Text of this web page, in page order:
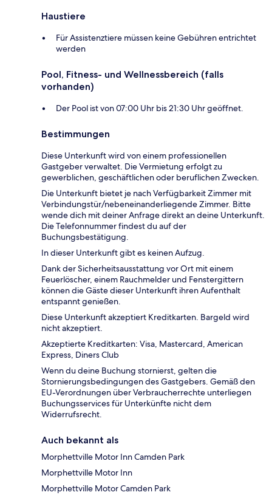
Haustiere
Für Assistenztiere müssen keine Gebühren entrichtet
werden
Pool, Fitness- und Wellnessbereich (falls
vorhanden)
Der Pool ist von 07:00 Uhr bis 21:30 Uhr geöffnet.
Bestimmungen
Diese Unterkunft wird von einem professionellen
Gastgeber verwaltet. Die Vermietung erfolgt zu
gewerblichen, geschäftlichen oder beruflichen Zwecken.
Die Unterkunft bietet je nach Verfügbarkeit Zimmer mit
Verbindungstür/nebeneinanderliegende Zimmer. Bitte
wende dich mit deiner Anfrage direkt an deine Unterkunft.
Die Telefonnummer findest du auf der
Buchungsbestätigung.
In dieser Unterkunft gibt es keinen Aufzug.
Dank der Sicherheitsausstattung vor Ort mit einem
Feuerlöscher, einem Rauchmelder und Fenstergittern
können die Gäste dieser Unterkunft ihren Aufenthalt
entspannt genießen.
Diese Unterkunft akzeptiert Kreditkarten. Bargeld wird
nicht akzeptiert.
Akzeptierte Kreditkarten: Visa, Mastercard, American
Express, Diners Club
Wenn du deine Buchung stornierst, gelten die
Stornierungsbedingungen des Gastgebers. Gemäß den
EU-Verordnungen über Verbraucherrechte unterliegen
Buchungsservices für Unterkünfte nicht dem
Widerrufsrecht.
Auch bekannt als
Morphettville Motor Inn Camden Park
Morphettville Motor Inn
Morphettville Motor Camden Park